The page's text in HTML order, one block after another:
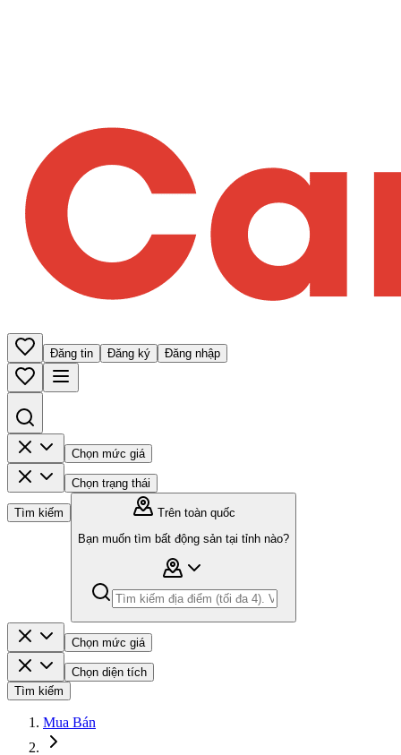
Đăng tin Đăng ký Đăng nhập
Chọn mức giá
Chọn trạng thái
Tìm kiếm
Trên toàn quốc
Bạn muốn tìm bất động sản tại tỉnh nào?
Chọn mức giá
Chọn diện tích
Tìm kiếm
Mua Bán